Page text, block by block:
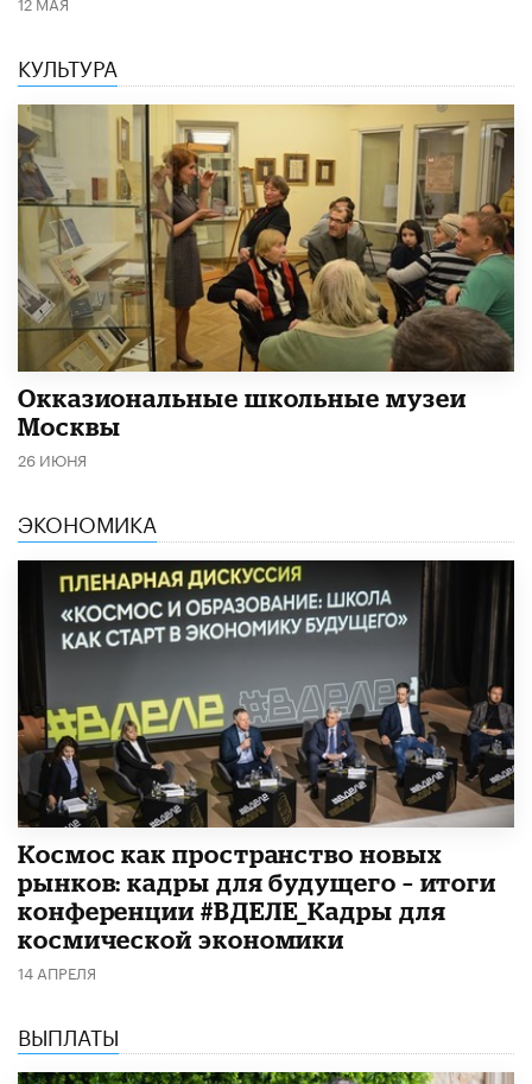
КУЛЬТУРА
​Окказиональные школьные музеи
Москвы
26 ИЮНЯ
ЭКОНОМИКА
Космос как пространство новых
рынков: кадры для будущего – итоги
конференции #ВДЕЛЕ_Кадры для
космической экономики
14 АПРЕЛЯ
ВЫПЛАТЫ